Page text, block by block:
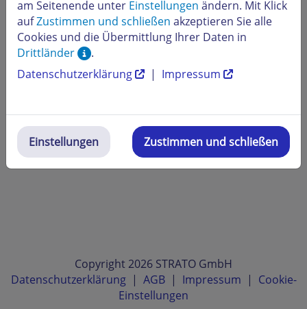
Copyright 2026 STRATO GmbH
Datenschutzerklärung | AGB | Impressum | Cookie-
Einstellungen
am Seitenende unter Einstellungen ändern. Mit Klick
aufZustimmen und schließen akzeptieren Sie alle
Cookies und die Übermittlung Ihrer Daten in
Drittländer
.
Datenschutzerklärung
| Impressum
Einstellungen Zustimmen und schließen